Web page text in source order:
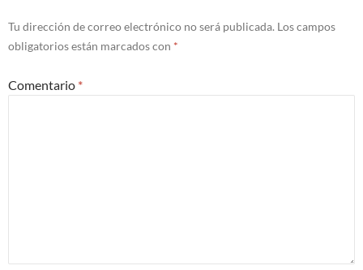
Tu dirección de correo electrónico no será publicada. Los campos
obligatorios están marcados con *
Comentario *